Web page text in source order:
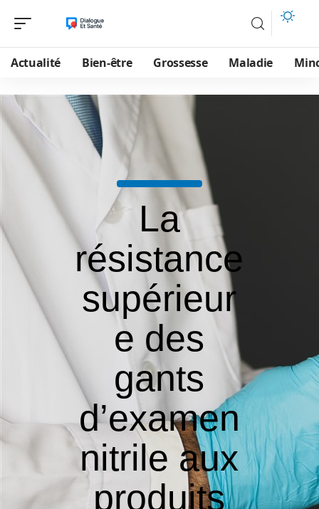
Actualité Bien-être Grossesse Maladie
La
résistance
supérieur
e des
gants
d’examen
nitrile aux
produits